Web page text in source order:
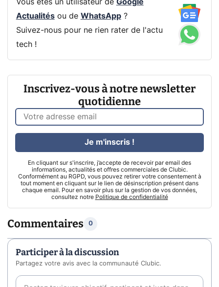
Vous êtes un utilisateur de Google
Actualitésou de WhatsApp?
Suivez-nous pour ne rien rater de l'actu
tech !
Inscrivez-vous à notre newsletter
quotidienne
En cliquant sur s'inscrire, j’accepte de recevoir par email des
informations, actualités et offres commerciales de Clubic.
Conformément au RGPD, vous pouvez retirer votre consentement à
tout moment en cliquant sur le lien de désinscription présent dans
chaque email. Pour en savoir plus sur la gestion de vos données,
consultez notre Politique de confidentialité
Je m'inscris !
Commentaires 0
Participer à la discussion
Partagez votre avis avec la communauté Clubic.